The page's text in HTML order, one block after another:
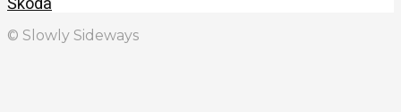
© Slowly Sideways